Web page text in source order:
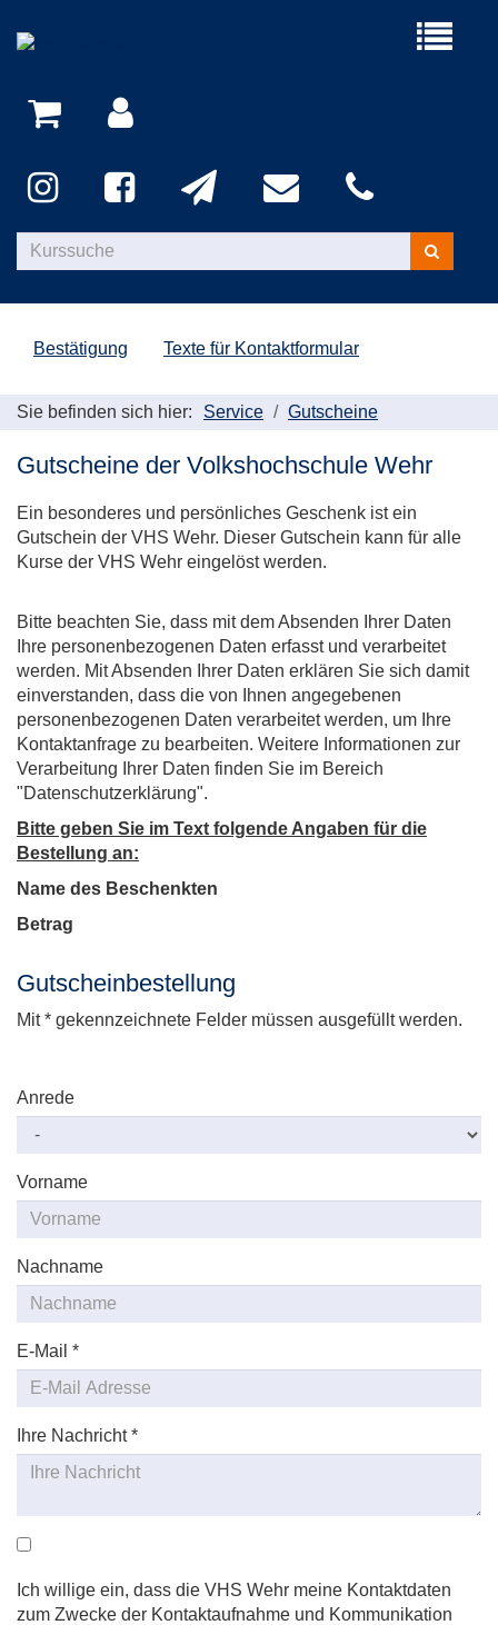
Menü
Kurse
suchen
Bestätigung Texte für Kontaktformular
Sie befinden sich hier: Service Gutscheine
Gutscheine der Volkshochschule Wehr
Ein besonderes und persönliches Geschenk ist ein
Gutschein der VHS Wehr. Dieser Gutschein kann für alle
Kurse der VHS Wehr eingelöst werden.
Bitte beachten Sie, dass mit dem Absenden Ihrer Daten
Ihre personenbezogenen Daten erfasst und verarbeitet
werden. Mit Absenden Ihrer Daten erklären Sie sich damit
einverstanden, dass die von Ihnen angegebenen
personenbezogenen Daten verarbeitet werden, um Ihre
Kontaktanfrage zu bearbeiten. Weitere Informationen zur
Verarbeitung Ihrer Daten finden Sie im Bereich
"Datenschutzerklärung".
Bitte geben Sie im Text folgende Angaben für die
Bestellung an:
Name des Beschenkten
Betrag
Gutscheinbestellung
Mit * gekennzeichnete Felder müssen ausgefüllt werden.
Anrede
Vorname
Nachname
E-Mail *
Ihre Nachricht*
Ich willige ein, dass die VHS Wehr meine Kontaktdaten
zum Zwecke der Kontaktaufnahme und Kommunikation